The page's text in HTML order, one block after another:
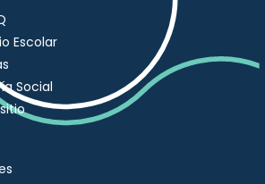
Escolar
Social